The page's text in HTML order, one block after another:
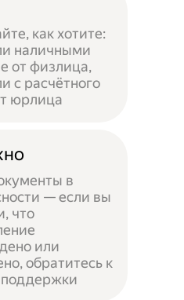
как хотите:
наличными
от физлица,
с расчётного
юрлица
в
— если вы
что
или
обратитесь к